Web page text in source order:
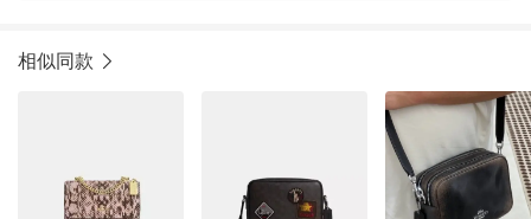
相似同款